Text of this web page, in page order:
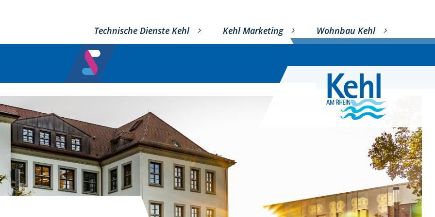
Technische Dienste Kehl Kehl Marketing Wohnbau Kehl